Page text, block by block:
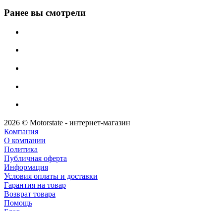
Ранее вы смотрели
2026 © Motorstate - интернет-магазин
Компания
О компании
Политика
Публичная оферта
Информация
Условия оплаты и доставки
Гарантия на товар
Возврат товара
Помощь